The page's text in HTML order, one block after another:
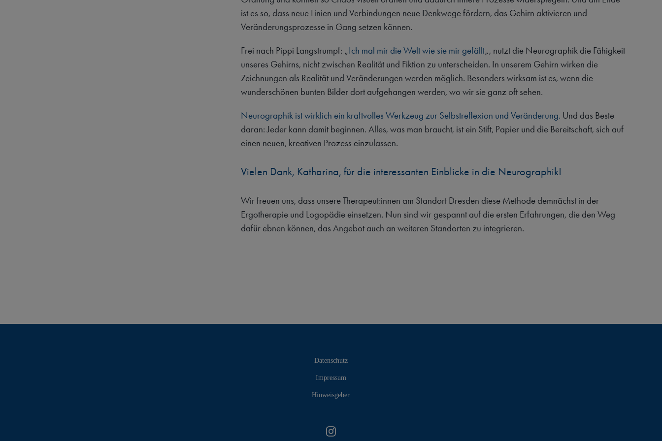
ist es so, dass neue Linien und Verbindungen neue Denkwege fördern, das Gehirn aktivieren und
Veränderungsprozesse in Gang setzen können.
Frei nach Pippi Langstrumpf: „Ich mal mir die Welt wie sie mir gefällt„, nutzt die Neurographik die Fähigkeit
unseres Gehirns, nicht zwischen Realität und Fiktion zu unterscheiden. In unserem Gehirn wirken die
Zeichnungen als Realität und Veränderungen werden möglich. Besonders wirksam ist es, wenn die
wunderschönen bunten Bilder dort aufgehangen werden, wo wir sie ganz oft sehen.
Neurographik ist wirklich ein kraftvolles Werkzeug zur Selbstreflexion und Veränderung. Und das Beste
daran: Jeder kann damit beginnen. Alles, was man braucht, ist ein Stift, Papier und die Bereitschaft, sich auf
einen neuen, kreativen Prozess einzulassen.
Vielen Dank, Katharina, für die interessanten Einblicke in die Neurographik!
Wir freuen uns, dass unsere Therapeut:innen am Standort Dresden diese Methode demnächst in der
Ergotherapie und Logopädie einsetzen. Nun sind wir gespannt auf die ersten Erfahrungen, die den Weg
dafür ebnen können, das Angebot auch an weiteren Standorten zu integrieren.
Datenschutz
Impressum
Hinweisgeber